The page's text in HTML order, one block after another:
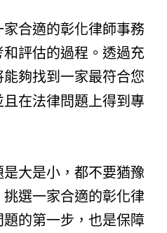
合適的彰化律師事務
評估的過程。透過充
夠找到一家最符合您
在法律問題上得到專
大是小，都不要猶豫
選一家合適的彰化律
的第一步，也是保障